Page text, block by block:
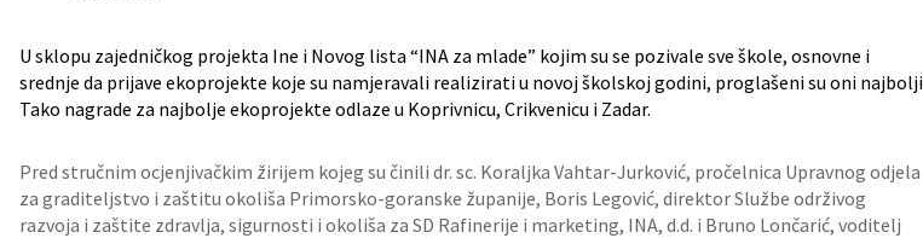
U sklopu zajedničkog projekta Ine i Novog lista “INA za mlade” kojim su se pozivale sve škole, osnovne i
srednje da prijave ekoprojekte koje su namjeravali realizirati u novoj školskoj godini, proglašeni su oni
Tako nagrade za najbolje ekoprojekte odlaze u Koprivnicu, Crikvenicu i Zadar.
Pred stručnim ocjenjivačkim žirijem kojeg su činili dr. sc. Koraljka Vahtar-Jurković, pročelnica Upravnog odjela
za graditeljstvo i zaštitu okoliša Primorsko-goranske županije, Boris Legović, direktor Službe održivog
razvoja i zaštite zdravlja, sigurnosti i okoliša za SD Rafinerije i marketing, INA, d.d. i Bruno Lončarić, voditelj